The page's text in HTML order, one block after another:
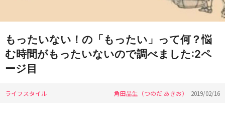
もったいない！の「もったい」って何？悩
む時間がもったいないので調べました:2ペ
ージ目
ライフスタイル 角田晶生（つのだ あきお） 2019/02/16